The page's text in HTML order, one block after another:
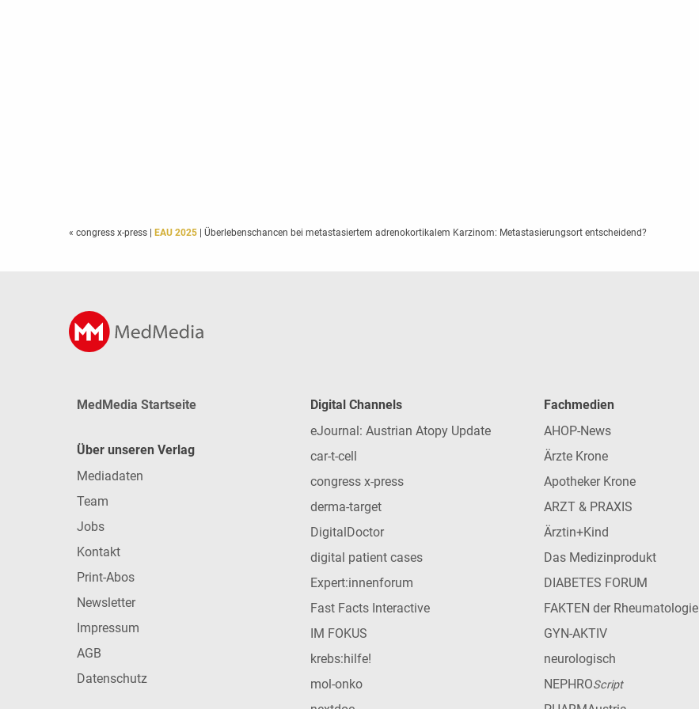
« congress x-press EAU 2025 | Überlebenschancen bei metastasiertem adrenokortikalem Karzinom: Metastasierungsort entscheidend?
MedMedia Startseite
Über unseren Verlag
Mediadaten
Team
Jobs
Kontakt
Print-Abos
Newsletter
Impressum
AGB
Datenschutz
Digital Channels
eJournal: Austrian Atopy Update
car-t-cell
congress x-press
derma-target
DigitalDoctor
digital patient cases
Expert:innenforum
Fast Facts Interactive
IM FOKUS
krebs:hilfe!
mol-onko
Fachmedien
AHOP-News
Ärzte Krone
Apotheker Krone
ARZT & PRAXIS
Ärztin+Kind
Das Medizinprodukt
DIABETES FORUM
FAKTEN der Rheumatologie
GYN-AKTIV
neurologisch
NEPHROScript